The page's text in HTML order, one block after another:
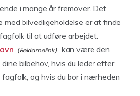
i mange år fremover. Det
med bilvedligeholdelse er at finde
til at udføre arbejdet.
kan være den
bilbehov, hvis du leder efter
og hvis du bor i nærheden